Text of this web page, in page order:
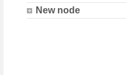
New node